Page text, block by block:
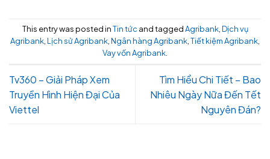
This entry was posted inTin tức and taggedAgribank, Dịch vụ
Agribank Lịch sử Agribank Ngân hàng Agribank Tiết kiệm Agribank
Vay vốn Agribank
Tv360 – Giải Pháp Xem
Truyền Hình Hiện Đại Của
Viettel
Tìm Hiểu Chi Tiết – Bao
Nhiêu Ngày Nữa Đến Tết
Nguyên Đán?